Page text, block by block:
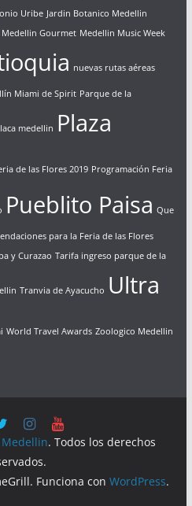
Uribe Jardin Botanico Medellin
Medellin Gourmet Medellin Music Week
nuevas rutas aéreas
Miami de Spirit Parque de la
medellin Plaza
de las Flores 2019 Programación Feria
Pueblito Paisa Que
para la Feria de las Flores
y Curazao Tarifa ingreso parque de la
Tranvia de Ayacucho Ultra
World Travel Awards Zoologico Medellin
. Todos los derechos
Funciona conWordPress.